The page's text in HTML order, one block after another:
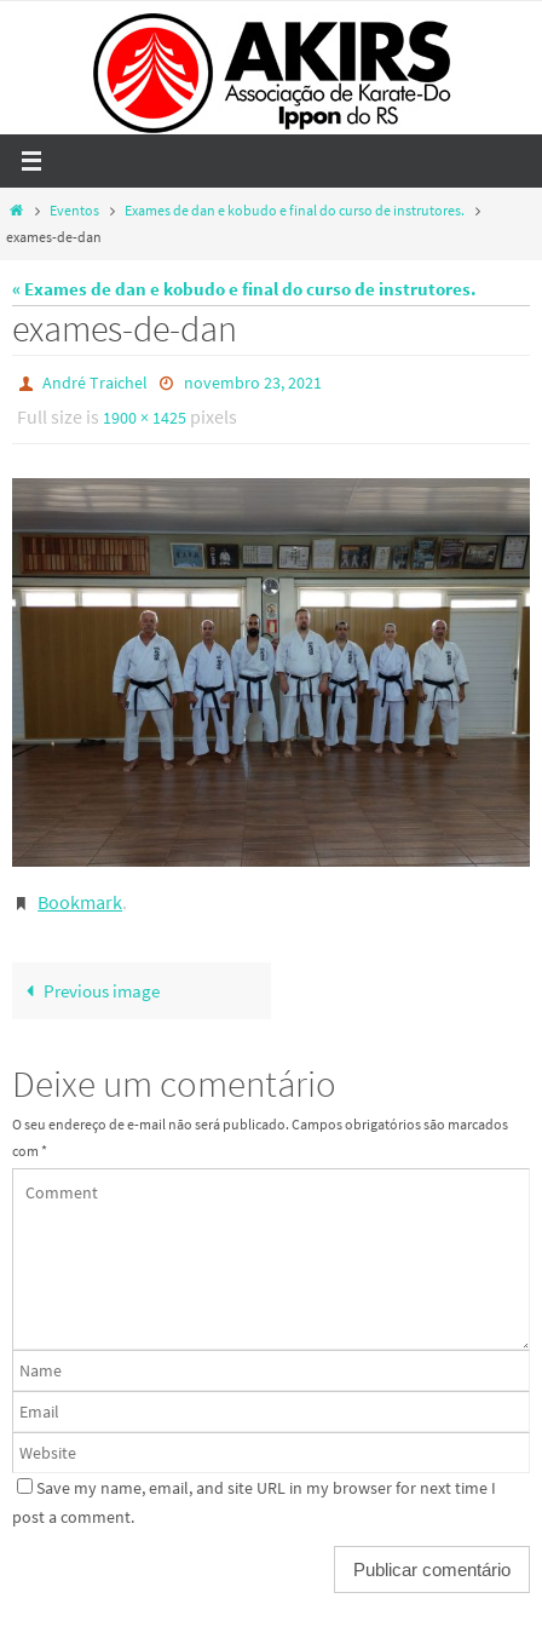
HomeEventos
Exames de dan e kobudo e final do curso de instrutores.
exames-de-dan
« Exames de dan e kobudo e final do curso de instrutores.
exames-de-dan
André Traichel novembro 23, 2021
Full size is 1900 × 1425 pixels
Bookmark.
Previous image
Deixe um comentário
O seu endereço de e-mail não será publicado. Campos obrigatórios são marcados
com *
Save my name, email, and site URL in my browser for next time I
post a comment.